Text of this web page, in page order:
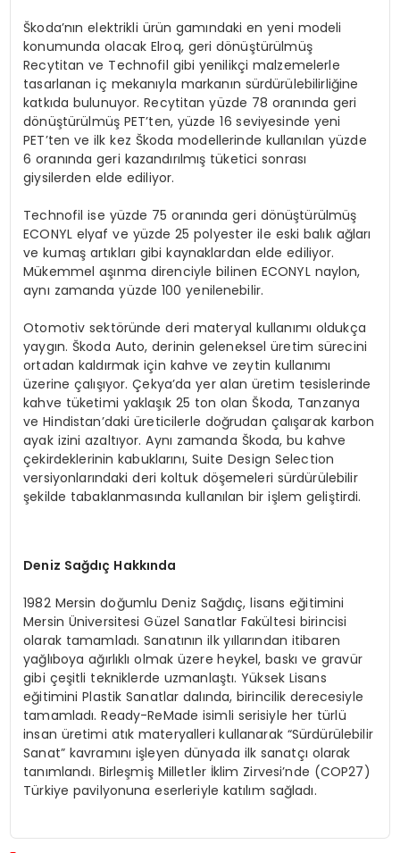
Škoda’nın elektrikli ürün gamındaki en yeni modeli
konumunda olacak Elroq, geri dönüştürülmüş
Recytitan ve Technofil gibi yenilikçi malzemelerle
tasarlanan iç mekanıyla markanın sürdürülebilirliğine
katkıda bulunuyor. Recytitan yüzde 78 oranında geri
dönüştürülmüş PET’ten, yüzde 16 seviyesinde yeni
PET’ten ve ilk kez Škoda modellerinde kullanılan yüzde
6 oranında geri kazandırılmış tüketici sonrası
giysilerden elde ediliyor.
Technofil ise yüzde 75 oranında geri dönüştürülmüş
ECONYL elyaf ve yüzde 25 polyester ile eski balık ağları
ve kumaş artıkları gibi kaynaklardan elde ediliyor.
Mükemmel aşınma direnciyle bilinen ECONYL naylon,
aynı zamanda yüzde 100 yenilenebilir.
Otomotiv sektöründe deri materyal kullanımı oldukça
yaygın. Škoda Auto, derinin geleneksel üretim sürecini
ortadan kaldırmak için kahve ve zeytin kullanımı
üzerine çalışıyor. Çekya’da yer alan üretim tesislerinde
kahve tüketimi yaklaşık 25 ton olan Škoda, Tanzanya
ve Hindistan’daki üreticilerle doğrudan çalışarak karbon
ayak izini azaltıyor. Aynı zamanda Škoda, bu kahve
çekirdeklerinin kabuklarını, Suite Design Selection
versiyonlarındaki deri koltuk döşemeleri sürdürülebilir
şekilde tabaklanmasında kullanılan bir işlem geliştirdi.
Deniz Sağdıç Hakkında
1982 Mersin doğumlu Deniz Sağdıç, lisans eğitimini
Mersin Üniversitesi Güzel Sanatlar Fakültesi birincisi
olarak tamamladı. Sanatının ilk yıllarından itibaren
yağlıboya ağırlıklı olmak üzere heykel, baskı ve gravür
gibi çeşitli tekniklerde uzmanlaştı. Yüksek Lisans
eğitimini Plastik Sanatlar dalında, birincilik derecesiyle
tamamladı. Ready-ReMade isimli serisiyle her türlü
insan üretimi atık materyalleri kullanarak “Sürdürülebilir
Sanat” kavramını işleyen dünyada ilk sanatçı olarak
tanımlandı. Birleşmiş Milletler İklim Zirvesi’nde (COP27)
Türkiye pavilyonuna eserleriyle katılım sağladı.